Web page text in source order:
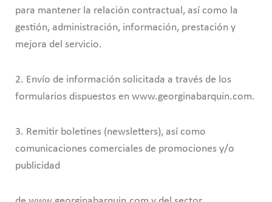
para mantener la relación contractual, así como la
gestión, administración, información, prestación y
mejora del servicio.
2. Envío de información solicitada a través de los
formularios dispuestos en www.georginabarquin.com.
3. Remitir boletines (newsletters), así como
comunicaciones comerciales de promociones y/o
publicidad